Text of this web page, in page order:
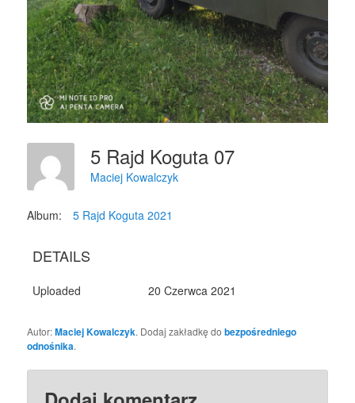
5 Rajd Koguta 07
Maciej Kowalczyk
Album: 5 Rajd Koguta 2021
DETAILS
Uploaded 20 Czerwca 2021
Autor:Maciej Kowalczyk. Dodaj zakładkę dobezpośredniego
odnośnika.